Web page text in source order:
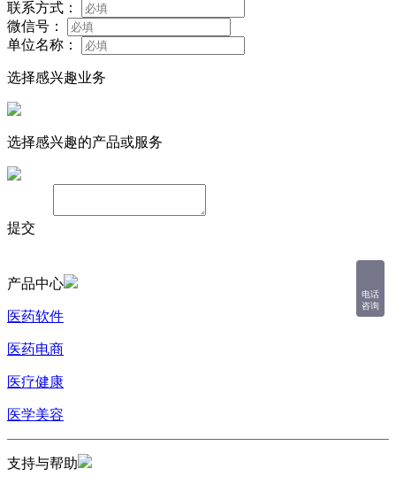
联系方式：
微信号：
单位名称：
选择感兴趣业务
选择感兴趣的产品或服务
提交
电话
咨询
产品中心
医药软件
医药电商
医疗健康
医学美容
支持与帮助